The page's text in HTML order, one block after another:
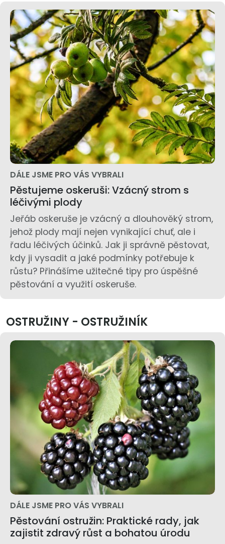
DÁLE JSME PRO VÁS VYBRALI
Pěstujeme oskeruši: Vzácný strom s
léčivými plody
Jeřáb oskeruše je vzácný a dlouhověký strom,
jehož plody mají nejen vynikající chuť, ale i
řadu léčivých účinků. Jak ji správně pěstovat,
kdy ji vysadit a jaké podmínky potřebuje k
růstu? Přinášíme užitečné tipy pro úspěšné
pěstování a využití oskeruše.
OSTRUŽINY - OSTRUŽINÍK
DÁLE JSME PRO VÁS VYBRALI
Pěstování ostružin: Praktické rady, jak
zajistit zdravý růst a bohatou úrodu